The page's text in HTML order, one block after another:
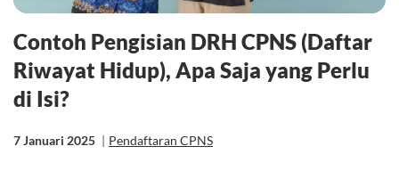
Contoh Pengisian DRH CPNS (Daftar
Riwayat Hidup), Apa Saja yang Perlu
di Isi?
7 Januari 2025 | Pendaftaran CPNS